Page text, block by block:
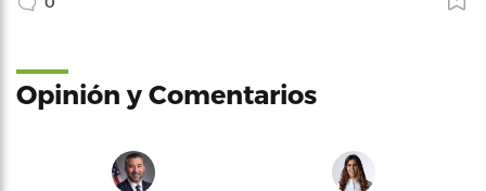
Opinión y Comentarios